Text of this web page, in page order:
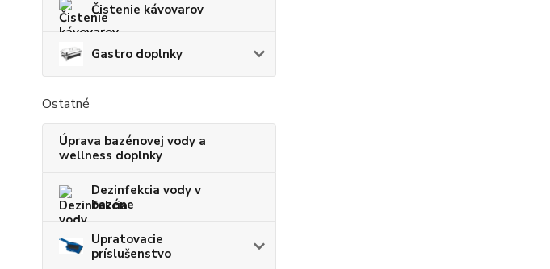
Čistenie kávovarov
Gastro doplnky
Ostatné
Úprava bazénovej vody a
wellness doplnky
Dezinfekcia vody v
bazéne
Upratovacie
príslušenstvo